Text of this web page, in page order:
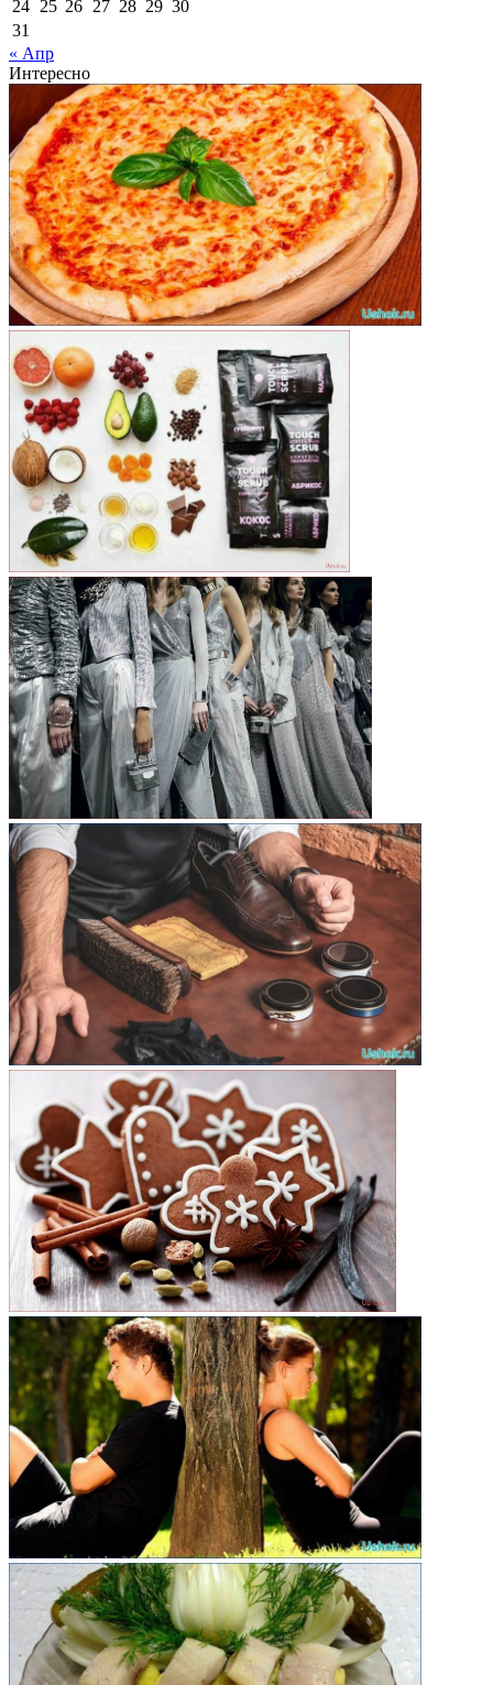
24 25 26 27 28 29 30
31
« Апр
Интересно